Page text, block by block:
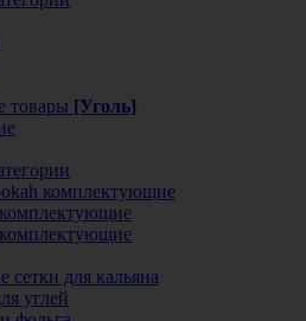
товары [Уголь]
комплектующие
сетки для кальяна
углей